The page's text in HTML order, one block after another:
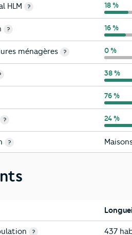
HLM ? 18 %
? 16 %
ménagères ? 0 %
38 %
76 %
? 24 %
?
? 437